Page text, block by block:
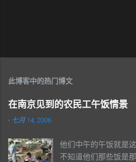
此博客中的热门博文
在南京见到的农民工午饭情景
- 七月 14, 2006
他们中午的午饭就是
不知道他们那些饭是